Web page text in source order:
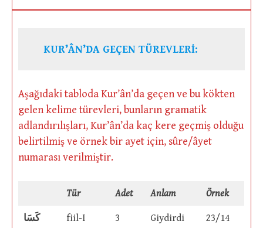
KUR’ÂN’DA GEÇEN TÜREVLERİ:
Aşağıdaki tabloda Kur’ân’da geçen ve bu kökten
gelen kelime türevleri, bunların gramatik
adlandırılışları, Kur’ân’da kaç kere geçmiş olduğu
belirtilmiş ve örnek bir ayet için, sûre/âyet
numarası verilmiştir.
Tür Adet Anlam Örnek
كَسَا fiil-I 3 Giydirdi 23/14